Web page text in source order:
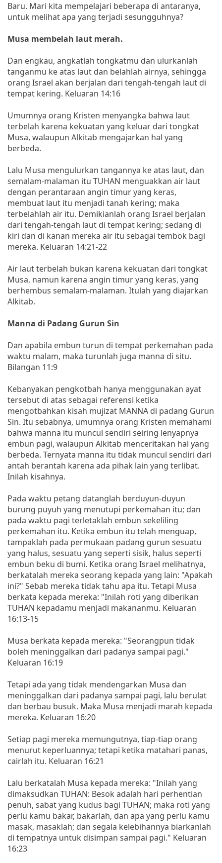
Baru. Mari kita mempelajari beberapa di antaranya,
untuk melihat apa yang terjadi sesungguhnya?
Musa membelah laut merah.
Dan engkau, angkatlah tongkatmu dan ulurkanlah
tanganmu ke atas laut dan belahlah airnya, sehingga
orang Israel akan berjalan dari tengah-tengah laut di
tempat kering. Keluaran 14:16
Umumnya orang Kristen menyangka bahwa laut
terbelah karena kekuatan yang keluar dari tongkat
Musa, walaupun Alkitab mengajarkan hal yang
berbeda.
Lalu Musa mengulurkan tangannya ke atas laut, dan
semalam-malaman itu TUHAN menguakkan air laut
dengan perantaraan angin timur yang keras,
membuat laut itu menjadi tanah kering; maka
terbelahlah air itu. Demikianlah orang Israel berjalan
dari tengah-tengah laut di tempat kering; sedang di
kiri dan di kanan mereka air itu sebagai tembok bagi
mereka. Keluaran 14:21-22
Air laut terbelah bukan karena kekuatan dari tongkat
Musa, namun karena angin timur yang keras, yang
berhembus semalam-malaman. Itulah yang diajarkan
Alkitab.
Manna di Padang Gurun Sin
Dan apabila embun turun di tempat perkemahan pada
waktu malam, maka turunlah juga manna di situ.
Bilangan 11:9
Kebanyakan pengkotbah hanya menggunakan ayat
tersebut di atas sebagai referensi ketika
mengotbahkan kisah mujizat MANNA di padang Gurun
Sin. Itu sebabnya, umumnya orang Kristen memahami
bahwa manna itu muncul sendiri seiring lenyapnya
embun pagi, walaupun Alkitab menceritakan hal yang
berbeda. Ternyata manna itu tidak muncul sendiri dari
antah berantah karena ada pihak lain yang terlibat.
Inilah kisahnya.
Pada waktu petang datanglah berduyun-duyun
burung puyuh yang menutupi perkemahan itu; dan
pada waktu pagi terletaklah embun sekeliling
perkemahan itu. Ketika embun itu telah menguap,
tampaklah pada permukaan padang gurun sesuatu
yang halus, sesuatu yang seperti sisik, halus seperti
embun beku di bumi. Ketika orang Israel melihatnya,
berkatalah mereka seorang kepada yang lain: "Apakah
ini?" Sebab mereka tidak tahu apa itu. Tetapi Musa
berkata kepada mereka: "Inilah roti yang diberikan
TUHAN kepadamu menjadi makananmu. Keluaran
16:13-15
Musa berkata kepada mereka: "Seorangpun tidak
boleh meninggalkan dari padanya sampai pagi."
Keluaran 16:19
Tetapi ada yang tidak mendengarkan Musa dan
meninggalkan dari padanya sampai pagi, lalu berulat
dan berbau busuk. Maka Musa menjadi marah kepada
mereka. Keluaran 16:20
Setiap pagi mereka memungutnya, tiap-tiap orang
menurut keperluannya; tetapi ketika matahari panas,
cairlah itu. Keluaran 16:21
Lalu berkatalah Musa kepada mereka: "Inilah yang
dimaksudkan TUHAN: Besok adalah hari perhentian
penuh, sabat yang kudus bagi TUHAN; maka roti yang
perlu kamu bakar, bakarlah, dan apa yang perlu kamu
masak, masaklah; dan segala kelebihannya biarkanlah
di tempatnya untuk disimpan sampai pagi." Keluaran
16:23